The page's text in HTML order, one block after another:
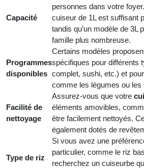
Capacité
personnes dans votre
cuiseur de 1L est suffisant
tandis qu’un modèle de 3L
famille plus nombreuse.
Programmes
disponibles
Certains modèles
spécifiques pour différents
complet, sushi, etc.) et
comme les légumes ou les
Facilité de
nettoyage
Assurez-vous que votre
éléments amovibles,
être facilement nettoyés.
également dotés de
Type de riz
Si vous avez une
particulier, comme le riz
recherchez un cuiseurbe